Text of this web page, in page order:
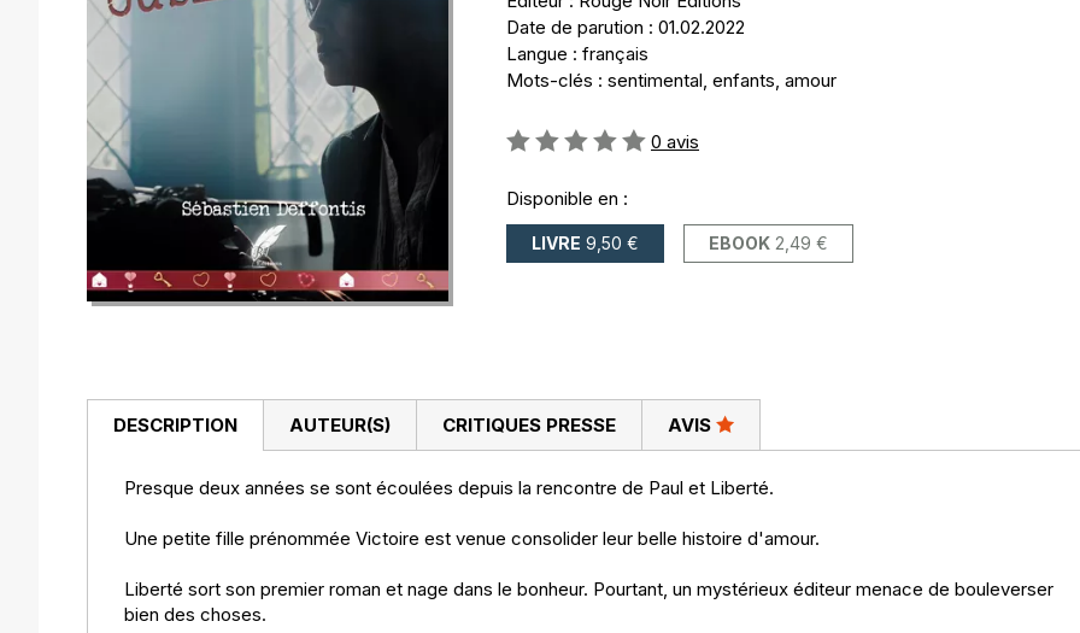
Date de parution : 01.02.2022
Langue : français
Mots-clés : sentimental, enfants, amour
Évaluation:
0 avis
Disponible en :
LIVRE 9,50 € EBOOK 2,49 €
DESCRIPTION
Presque deux années se sont écoulées depuis la rencontre de Paul et Liberté.
Une petite fille prénommée Victoire est venue consolider leur belle histoire d'amour.
Liberté sort son premier roman et nage dans le bonheur. Pourtant, un mystérieux éditeur menace de bouleverser
bien des choses.
AUTEUR(S) CRITIQUES PRESSE AVIS